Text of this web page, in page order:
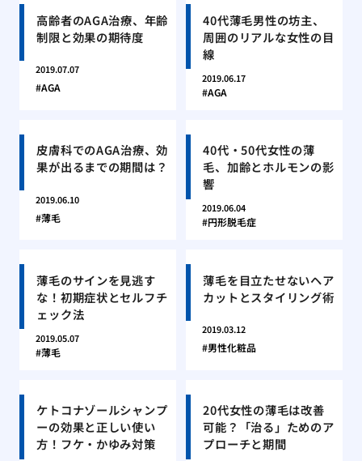
高齢者のAGA治療、年齢
制限と効果の期待度
2019.07.07
AGA
40代薄毛男性の坊主、
周囲のリアルな女性の目
線
2019.06.17
AGA
皮膚科でのAGA治療、効
果が出るまでの期間は？
2019.06.10
薄毛
40代・50代女性の薄
毛、加齢とホルモンの影
響
2019.06.04
円形脱毛症
薄毛のサインを見逃す
な！初期症状とセルフチ
ェック法
2019.05.07
薄毛
薄毛を目立たせないヘア
カットとスタイリング術
2019.03.12
男性化粧品
ケトコナゾールシャンプ
ーの効果と正しい使い
方！フケ・かゆみ対策
20代女性の薄毛は改善
可能？「治る」ためのア
プローチと期間